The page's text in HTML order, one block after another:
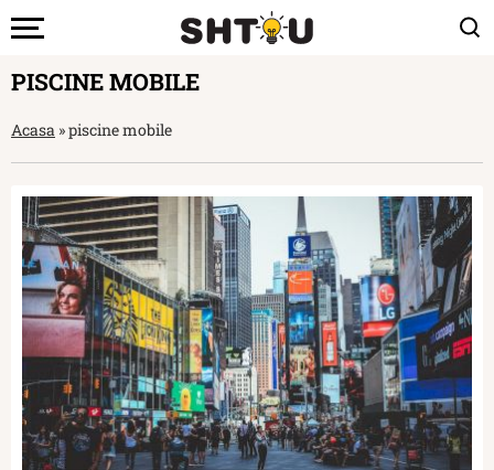
PISCINE MOBILE
Acasa »piscine mobile